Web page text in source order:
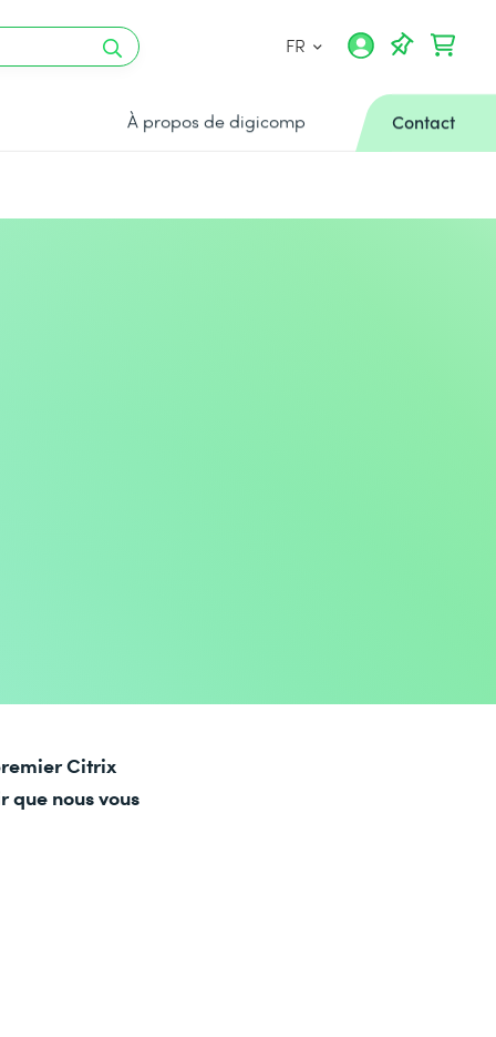
FR
À propos de digicomp Contact
Citrix
que nous vous